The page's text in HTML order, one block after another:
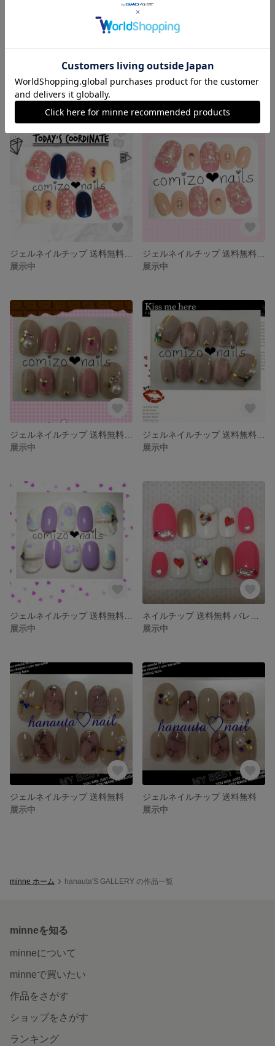
ショートオーバル ネイルチップ
展示中
パスケース リボンタッセル付き
展示中
展示中
展示中
展示中
展示中
展示中
展示中
ジェルネイルチップ 送料無料
展示中
ジェルネイルチップ 送料無料
展示中
minne ホーム hanauta'S GALLERY の作品一覧
minneを知る
minneについて
minneで買いたい
作品をさがす
ショップをさがす
ランキング